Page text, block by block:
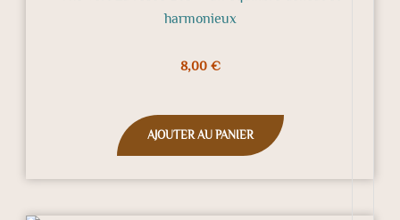
harmonieux
8,00 €
AJOUTER AU PANIER